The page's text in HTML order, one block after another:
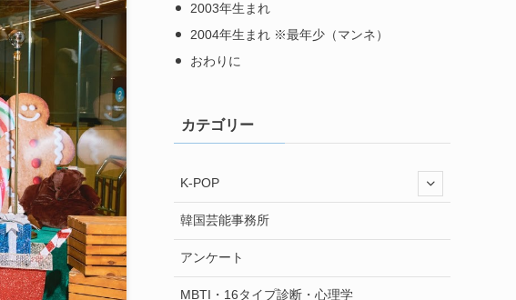
2003年生まれ
2004年生まれ ※最年少（マンネ）
おわりに
カテゴリー
K-POP
韓国芸能事務所
アンケート
MBTI・16タイプ診断・心理学